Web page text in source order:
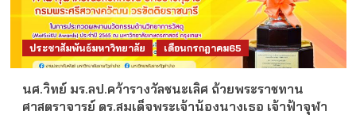
ประชาสัมพันธ์มหาวิทยาลัย เดือนกรกฎาคม65
นศ.วิทย์ มร.ลป.คว้ารางวัลชนะเลิศ ถ้วยพระราชทาน
ศาสตราจารย์ ดร.สมเด็จพระเจ้าน้องนางเธอ เจ้าฟ้าจุฬา